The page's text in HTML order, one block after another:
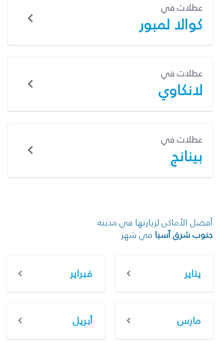
عطلات في
كوالا لمبور
عطلات في
لانكاوي
عطلات في
بينانج
أفضل الأماكن لزيارتها في مدينة
جنوب شرق آسيا في شهر
يناير فبراير
مارس أبريل